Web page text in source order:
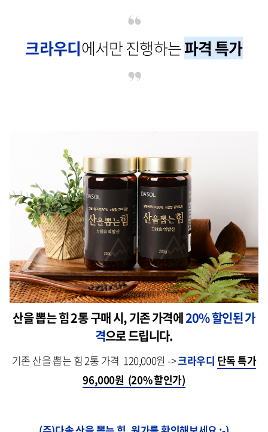
크라우디에서만 진행하는파격 특가
산을 뽑는 힘 2통 구매 시, 기존 가격에20% 할인된 가
격으로 드립니다.
기존 산을 뽑는 힘 2통 가격 120,000원 ->크라우디 단독 특가
96,000원 (20% 할인가)